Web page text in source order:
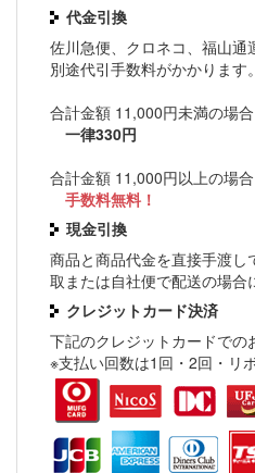
代金引換
佐川急便、クロネコ、福山通
別途代引手数料がかかります。
合計金額 11,000円未満の場合
一律330円
合計金額 11,000円以上の場合
手数料無料！
現金引換
商品と商品代金を直接手渡し
取または自社便で配送の場合
クレジットカード決済
下記のクレジットカードでの
※支払い回数は1回・2回・リ